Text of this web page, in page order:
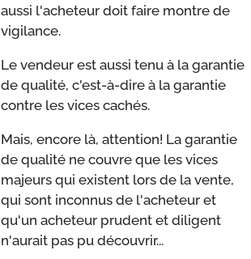
aussi l'acheteur doit faire montre de
vigilance.
Le vendeur est aussi tenu à la garantie
de qualité, c'est-à-dire à la garantie
contre les vices cachés.
Mais, encore là, attention! La garantie
de qualité ne couvre que les vices
majeurs qui existent lors de la vente,
qui sont inconnus de l'acheteur et
qu'un acheteur prudent et diligent
n'aurait pas pu découvrir...